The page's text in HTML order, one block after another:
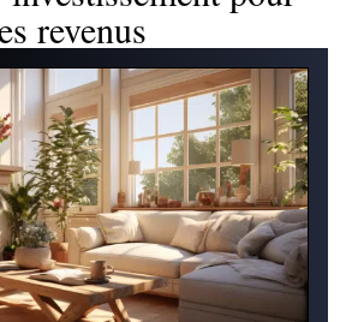
revenus